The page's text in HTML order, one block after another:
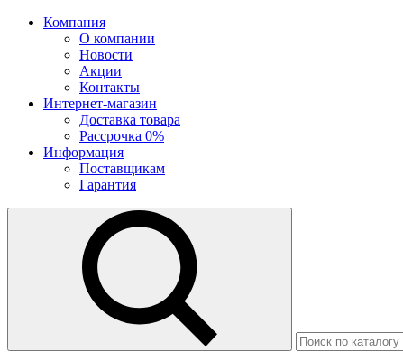
Компания
О компании
Новости
Акции
Контакты
Интернет-магазин
Доставка товара
Рассрочка 0%
Информация
Поставщикам
Гарантия